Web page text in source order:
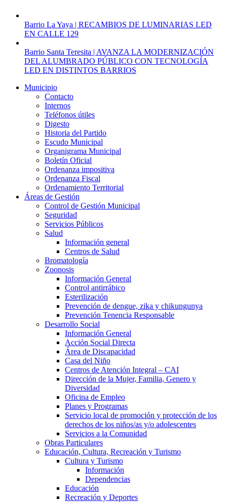
Barrio La Yaya | RECAMBIOS DE LUMINARIAS LED
EN CALLE 129
Barrio Santa Teresita | AVANZA LA MODERNIZACIÓN
DEL ALUMBRADO PÚBLICO CON TECNOLOGÍA
LED EN DISTINTOS BARRIOS
Municipio
Contacto
Internos
Teléfonos útiles
Digesto
Historia del Partido
Escudo Municipal
Organigrama Municipal
Boletín Oficial
Ordenanza impositiva
Ordenanza Fiscal
Ordenamiento Territorial
Áreas de Gestión
Control de Gestión Municipal
Seguridad
Servicios Públicos
Salud
Información general
Centros de Salud
Bromatología
Zoonosis
Información General
Control antirrábico
Esterilización
Prevención de dengue, zika y chikungunya
Prevención Tenencia Responsable
Desarrollo Social
Información General
Acción Social Directa
Área de Discapacidad
Casa del Niño
Centros de Atención Integral – CAI
Dirección de la Mujer, Familia, Genero y
Diversidad
Oficina de Empleo
Planes y Programas
Servicio local de promoción y protección de los
derechos de los niños/as y/o adolescentes
Servicios a la Comunidad
Obras Particulares
Educación, Cultura, Recreación y Turismo
Cultura y Turismo
Información
Dependencias
Educación
Recreación y Deportes